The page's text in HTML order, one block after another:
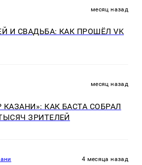
месяц назад
И СВАДЬБА: КАК ПРОШЁЛ VK
месяц назад
КАК БАСТА СОБРАЛ
ЗРИТЕЛЕЙ
4 месяца назад